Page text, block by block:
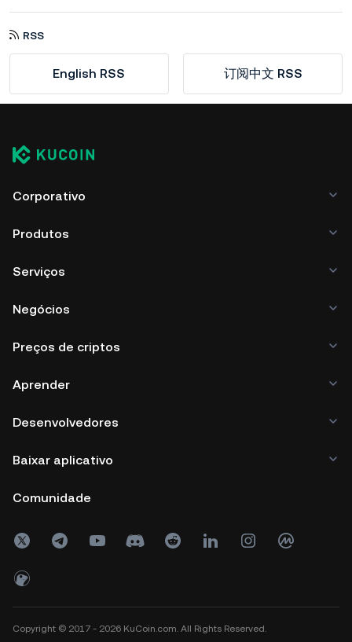
RSS
English RSS 订阅中文 RSS
Corporativo
Produtos
Serviços
Negócios
Preços de criptos
Aprender
Desenvolvedores
Baixar aplicativo
Comunidade
Copyright © 2017 - 2026 KuCoin.com. All Rights Reserved.